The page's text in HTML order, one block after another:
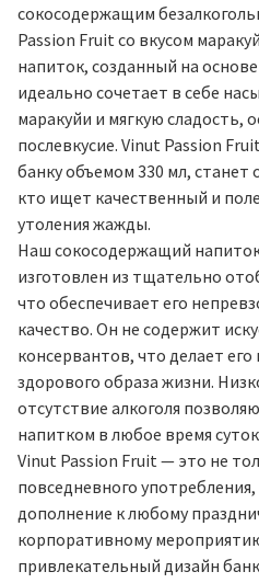
сокосодержащим
Passion Fruit со вкусом
напиток, созданный на
идеально сочетает в себе
маракуйи и мягкую сладость,
послевкусие. Vinut Passion
банку объемом 330 мл,
кто ищет качественный и
утоления жажды.
Наш сокосодержащий
изготовлен из тщательно
что обеспечивает его
качество. Он не содержит
консервантов, что делает
здорового образа жизни.
отсутствие алкоголя
напитком в любое время
Vinut Passion Fruit — это не
повседневного
дополнение к любому
корпоративному
привлекательный дизайн